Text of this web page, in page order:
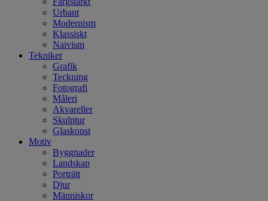
Urbant
Modernism
Klassiskt
Naivism
Tekniker
Grafik
Teckning
Fotografi
Måleri
Akvareller
Skulptur
Glaskonst
Motiv
Byggnader
Landskap
Porträtt
Djur
Människor